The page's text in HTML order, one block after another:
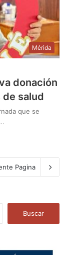
Mérida
donación
salud
que se
Pagina
a